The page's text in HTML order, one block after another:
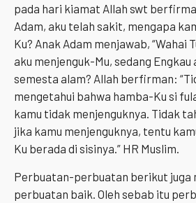
pada hari kiamat Allah swt
Adam, aku telah sakit, mengapa
Ku? Anak Adam menjawab, “Wahai
aku menjenguk-Mu, sedang Engkau
semesta alam? Allah berfirman:
mengetahui bahwa hamba-Ku si
kamu tidak menjenguknya. Tidak
jika kamu menjenguknya, tentu
Ku berada di sisinya.” HR Muslim.
Perbuatan-perbuatan berikut juga
perbuatan baik. Oleh sebab itu